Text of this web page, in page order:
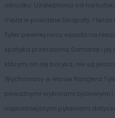
ośrodku. Uzależniona od
męża w poważne tarapaty. I
Tyler pewnej nocy wpada na
spotyka przerażoną Samantę i jej
którymi on się boryka, nie są
Wychowany w etosie Rangera
poważnymi wyborami życiowymi i
najważniejszymi pytaniami